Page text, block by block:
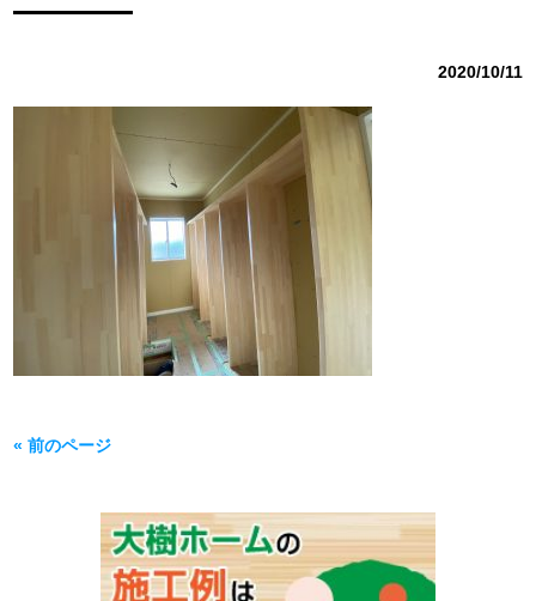
2020/10/11
« 前のページ